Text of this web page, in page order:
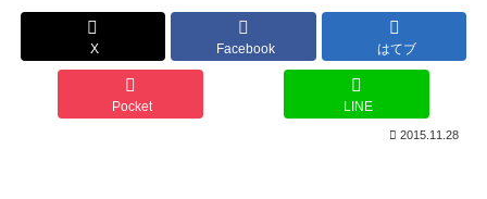
X Facebook はてブ
Pocket LINE
2015.11.28